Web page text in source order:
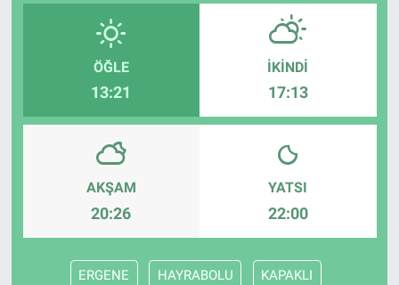
ÖĞLE
13:21
İKINDI
17:13
AKŞAM
20:26
YATSI
22:00
ERGENE HAYRABOLU KAPAKLI